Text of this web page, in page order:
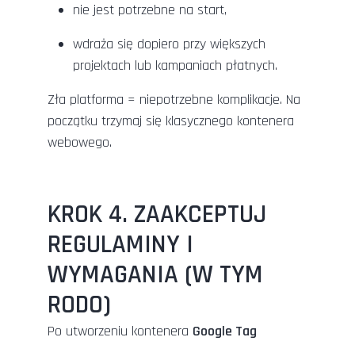
nie jest potrzebne na start,
wdraża się dopiero przy większych
projektach lub kampaniach płatnych.
Zła platforma = niepotrzebne komplikacje. Na
początku trzymaj się klasycznego kontenera
webowego.
KROK 4. ZAAKCEPTUJ
REGULAMINY I
WYMAGANIA (W TYM
RODO)
Po utworzeniu kontenera Google Tag